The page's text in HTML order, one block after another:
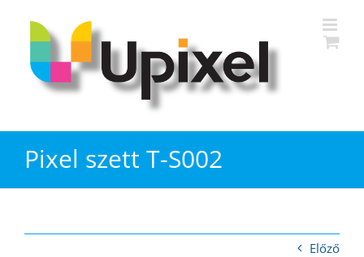
Pixel szett T-S002
Előző